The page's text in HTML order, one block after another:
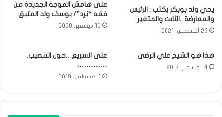
يحي ولد بوبكر يكتب : الرئيس
والمعارضة ..الثابت والمتغير
29 أغسطس، 2021
على هامش الموجة الجديدة من
فقه “بُرد”/ يوسف ولد العتيق
12 ديسمبر، 2020
هذا هو الشيخ علي الرضى
14 ديسمبر، 2017
على السريع. ..حول التنصيب.
………….
1 أغسطس، 2019